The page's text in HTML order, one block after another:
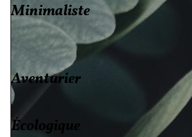
Minimaliste
Aventurier
Écologique